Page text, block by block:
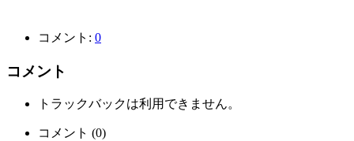
コメント: 0
コメント
トラックバックは利用できません。
コメント (0)